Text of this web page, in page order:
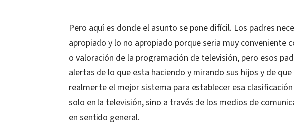
Pero aquí es donde el asunto se pone difícil. Los padres
apropiado y lo no apropiado porque seria muy conveniente
o valoración de la programación de televisión, pero esos
alertas de lo que esta haciendo y mirando sus hijos y de
realmente el mejor sistema para establecer esa
solo en la televisión, sino a través de los medios de
en sentido general.